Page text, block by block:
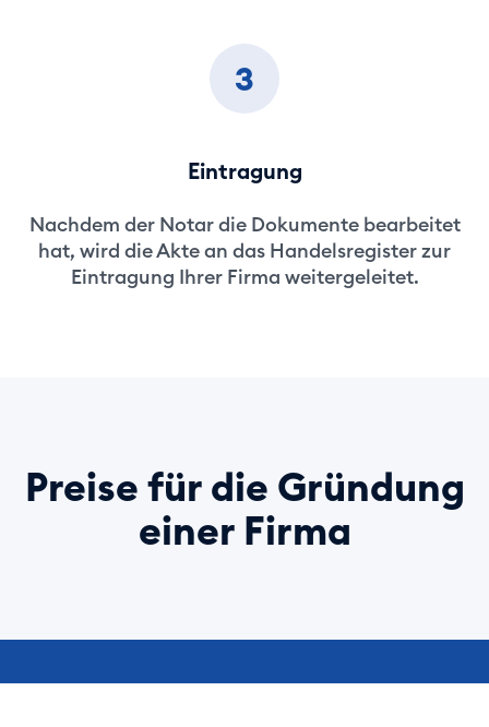
3
Eintragung
Nachdem der Notar die Dokumente bearbeitet
hat, wird die Akte an das Handelsregister zur
Eintragung Ihrer Firma weitergeleitet.
Preise für die Gründung
einer Firma